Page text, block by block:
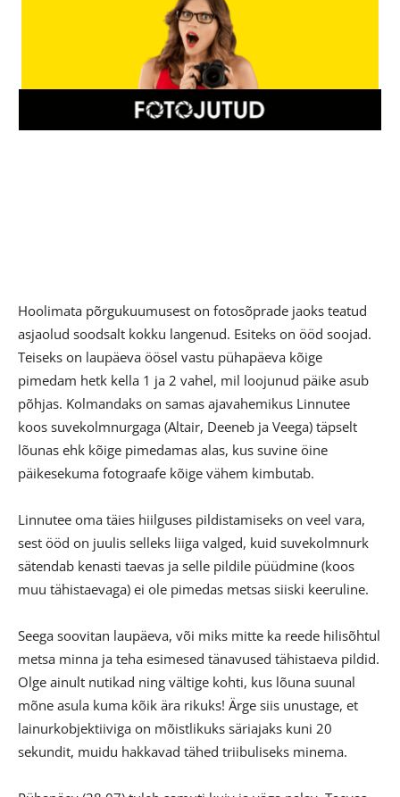
Hoolimata põrgukuumusest on fotosõprade jaoks teatud
asjaolud soodsalt kokku langenud. Esiteks on ööd soojad.
Teiseks on laupäeva öösel vastu pühapäeva kõige
pimedam hetk kella 1 ja 2 vahel, mil loojunud päike asub
põhjas. Kolmandaks on samas ajavahemikus Linnutee
koos suvekolmnurgaga (Altair, Deeneb ja Veega) täpselt
lõunas ehk kõige pimedamas alas, kus suvine öine
päikesekuma fotograafe kõige vähem kimbutab.
Linnutee oma täies hiilguses pildistamiseks on veel vara,
sest ööd on juulis selleks liiga valged, kuid suvekolmnurk
sätendab kenasti taevas ja selle pildile püüdmine (koos
muu tähistaevaga) ei ole pimedas metsas siiski keeruline.
Seega soovitan laupäeva, või miks mitte ka reede hilisõhtul
metsa minna ja teha esimesed tänavused tähistaeva pildid.
Olge ainult nutikad ning vältige kohti, kus lõuna suunal
mõne asula kuma kõik ära rikuks! Ärge siis unustage, et
lainurkobjektiiviga on mõistlikuks säriajaks kuni 20
sekundit, muidu hakkavad tähed triibuliseks minema.